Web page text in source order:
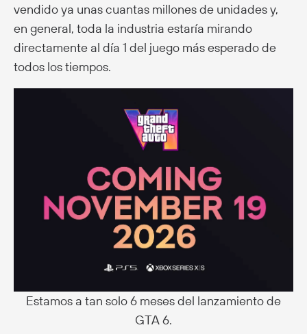
vendido ya unas cuantas millones de unidades y,
en general, toda la industria estaría mirando
directamente al día 1 del juego más esperado de
todos los tiempos.
Estamos a tan solo 6 meses del lanzamiento de
GTA 6.